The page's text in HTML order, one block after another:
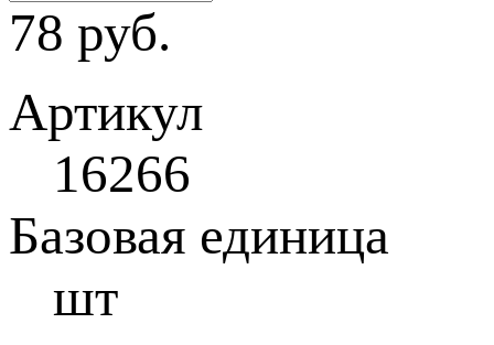
78 руб.
Артикул
16266
Базовая единица
шт